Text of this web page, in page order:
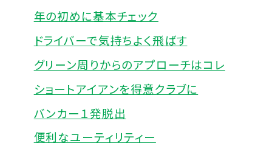
年の初めに基本チェック
ドライバーで気持ちよく飛ばす
グリーン周りからのアプローチはコレ
ショートアイアンを得意クラブに
バンカー１発脱出
便利なユーティリティー